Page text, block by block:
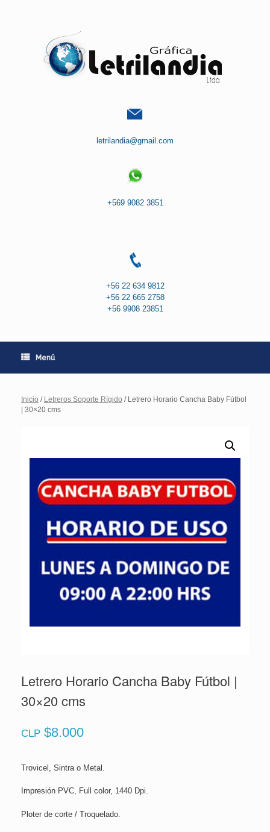
letrilandia@gmail.com
+569 9082 3851
+56 22 634 9812
+56 22 665 2758
+56 9908 23851
Menú
Inicio / Letreros Soporte Rígido / Letrero Horario Cancha Baby Fútbol
| 30×20 cms
Letrero Horario Cancha Baby Fútbol |
30×20 cms
CLP $8.000
Trovicel, Sintra o Metal.
Impresión PVC, Full color, 1440 Dpi.
Ploter de corte / Troquelado.